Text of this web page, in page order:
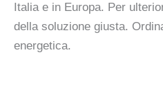
Italia e in Europa. Per
della soluzione giusta.
energetica.